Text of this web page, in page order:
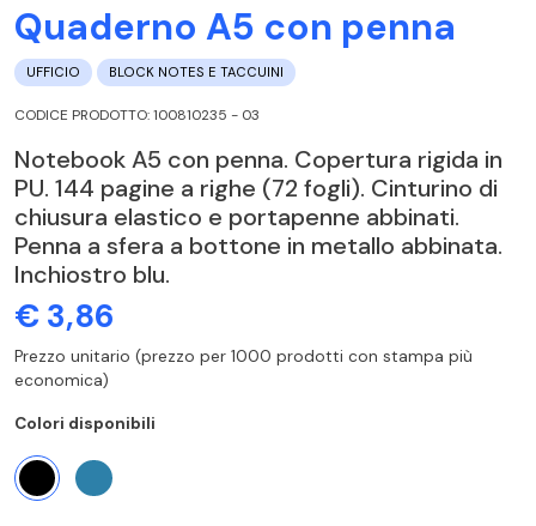
Quaderno A5 con penna
UFFICIO BLOCK NOTES E TACCUINI
CODICE PRODOTTO: 100810235 - 03
Notebook A5 con penna. Copertura rigida in
PU. 144 pagine a righe (72 fogli). Cinturino di
chiusura elastico e portapenne abbinati.
Penna a sfera a bottone in metallo abbinata.
Inchiostro blu.
€ 3,86
Prezzo unitario (prezzo per 1000 prodotti con stampa più
economica)
Colori disponibili